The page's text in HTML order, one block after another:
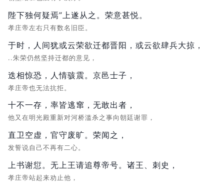
陛下独何疑焉”上遂从之。荣意甚悦。
孝庄帝左右只有数名旧臣。
于时，人间犹或云荣欲迁都晋阳，或云欲肆兵大掠，
..朱荣仍然坚持迁都的意见，
迭相惊恐，人情骇震。京邑士子，
孝庄帝也无法抗拒。
十不一存，率皆逃窜，无敢出者，
他又在明光殿重新对河桥滥杀之事向朝廷谢罪，
直卫空虚，官守废旷。荣闻之，
发誓说自己不再有二心。
上书谢愆。无上王请追尊帝号。诸王、刺史，
孝庄帝站起来劝止他，